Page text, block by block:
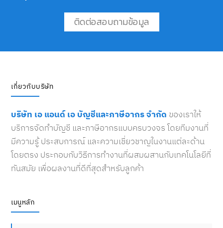
ติดต่อสอบถามข้อมูล
เกี่ยวกับบริษัท
บริษัท เอ แอนด์ เอ บัญชีและภาษีอากร จำกัด ของเราให้
บริการจัดทำบัญชี และภาษีอากรแบบครบวงจร โดยทีมงานที่
มีความรู้ ประสบการณ์ และความเชี่ยวชาญในงานแต่ละด้าน
โดยตรง ประกอบกับวิธีการทำงานที่ผสมผสานกับเทคโนโลยีที่
ทันสมัย เพื่อผลงานที่ดีที่สุดสำหรับลูกค้า
เมนูหลัก